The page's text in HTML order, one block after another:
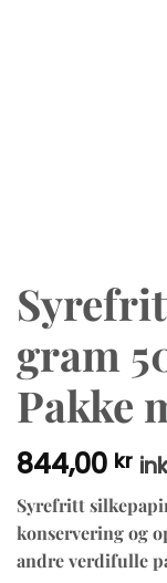
gram
Pakke
844,00 kr
Syrefritt
konservering og
andre verdifulle